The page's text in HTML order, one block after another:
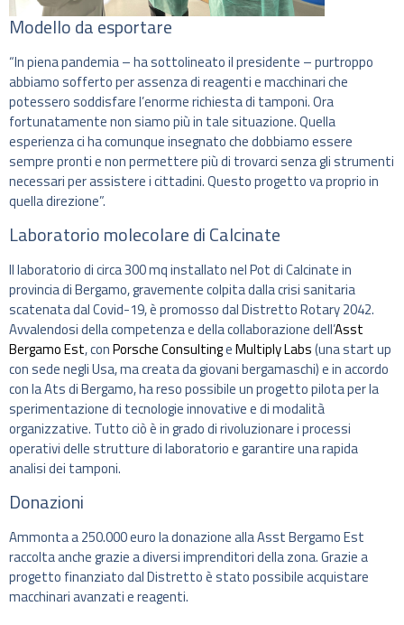
Modello da esportare
“In piena pandemia – ha sottolineato il presidente – purtroppo
abbiamo sofferto per assenza di reagenti e macchinari che
potessero soddisfare l’enorme richiesta di tamponi. Ora
fortunatamente non siamo più in tale situazione. Quella
esperienza ci ha comunque insegnato che dobbiamo essere
sempre pronti e non permettere più di trovarci senza gli strumenti
necessari per assistere i cittadini. Questo progetto va proprio in
quella direzione”.
Laboratorio molecolare di Calcinate
Il laboratorio di circa 300 mq installato nel Pot di Calcinate in
provincia di Bergamo, gravemente colpita dalla crisi sanitaria
scatenata dal Covid-19, è promosso dal Distretto Rotary 2042.
Avvalendosi della competenza e della collaborazione dell’Asst
Bergamo Est, conPorsche ConsultingeMultiply Labs(una start up
con sede negli Usa, ma creata da giovani bergamaschi) e in accordo
con la Ats di Bergamo, ha reso possibile un progetto pilota per la
sperimentazione di tecnologie innovative e di modalità
organizzative. Tutto ciò è in grado di rivoluzionare i processi
operativi delle strutture di laboratorio e garantire una rapida
analisi dei tamponi.
Donazioni
Ammonta a 250.000 euro la donazione alla Asst Bergamo Est
raccolta anche grazie a diversi imprenditori della zona. Grazie a
progetto finanziato dal Distretto è stato possibile acquistare
macchinari avanzati e reagenti.